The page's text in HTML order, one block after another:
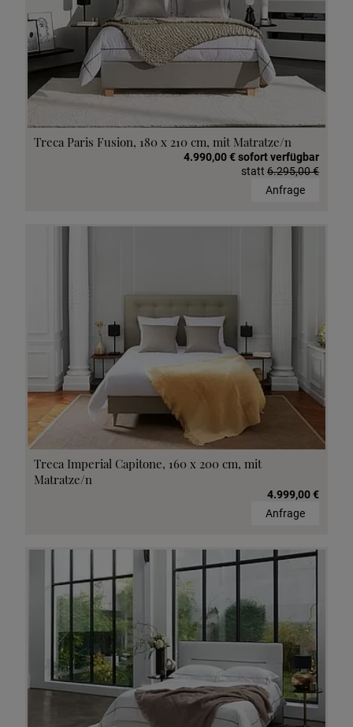
Treca Paris Fusion, 180 x 210 cm, mit Matratze/n
4.990,00 € sofort verfügbar
statt 6.295,00 €
Anfrage
Treca Imperial Capitone, 160 x 200 cm, mit
Matratze/n
4.999,00 €
Anfrage